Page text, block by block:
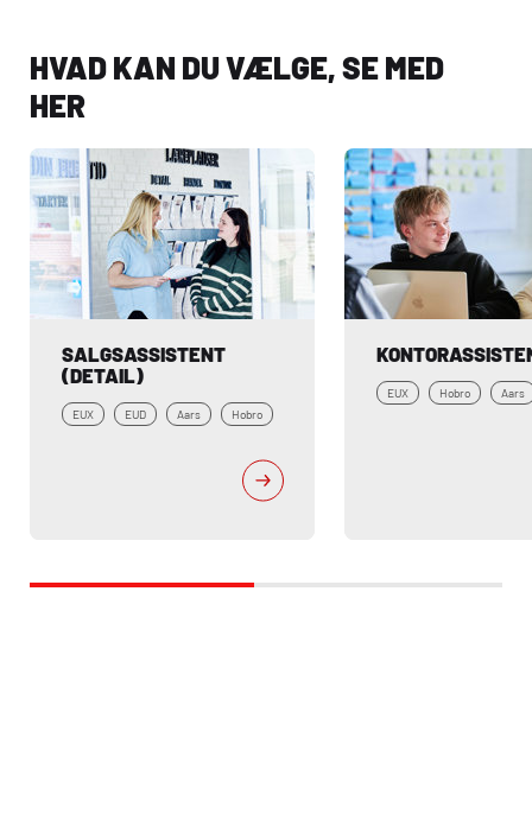
HVAD KAN DU VÆLGE, SE MED
HER
SALGSASSISTENT
(DETAIL)
EUX EUD Aars Hobro
EUX Hobro Aars